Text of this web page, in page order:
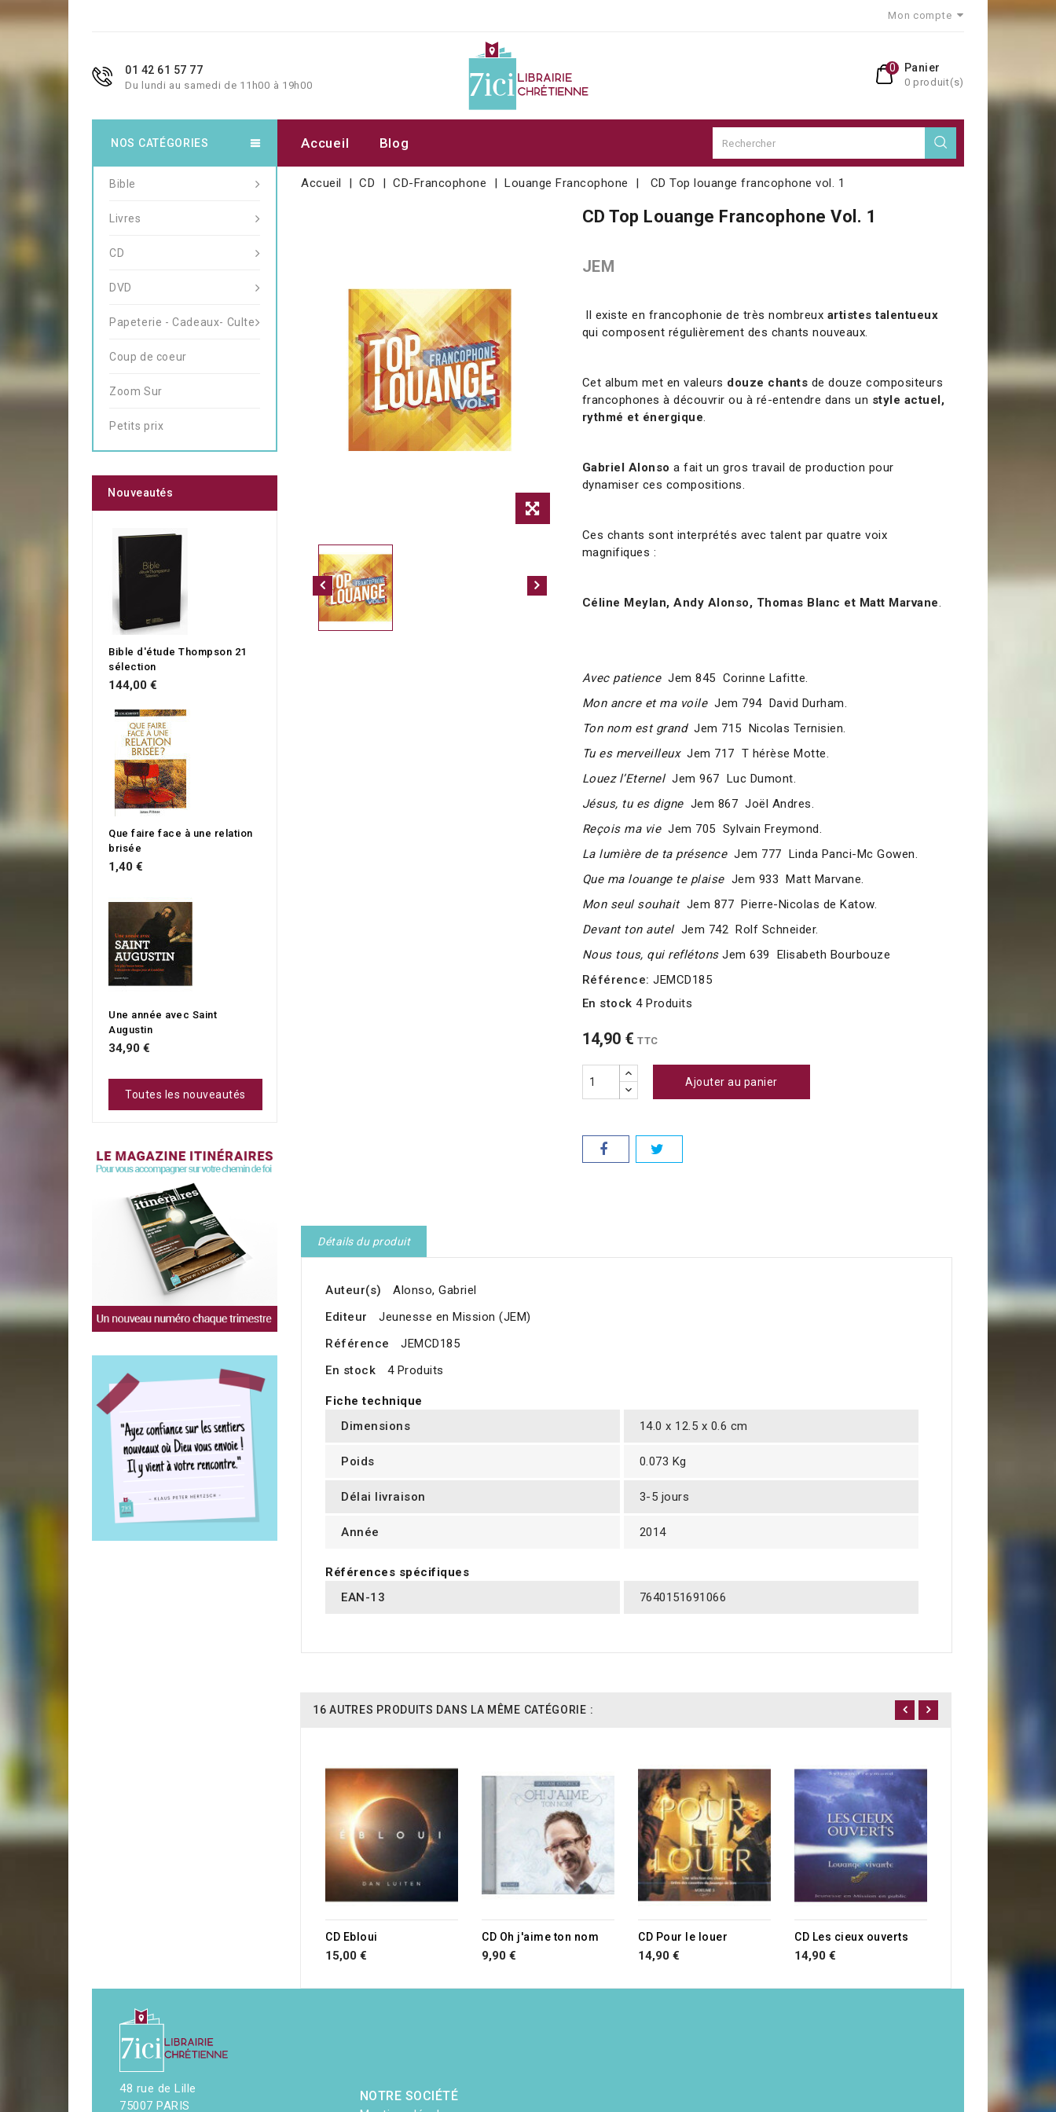
Mon compte
01 42 61 57 77
Du lundi au samedi de 11h00 à 19h00
Panier
0 produit(s)
0
Accueil Blog
Accueil CD CD-Francophone Louange Francophone CD Top louange francophone vol. 1
CD Top Louange Francophone Vol. 1
JEM
Il existe en francophonie de très nombreux artistes talentueux
qui composent régulièrement des chants nouveaux.
Cet album met en valeurs douze chants de douze compositeurs
francophones à découvrir ou à ré-entendre dans un style actuel,
rythmé et énergique.
Gabriel Alonso a fait un gros travail de production pour
dynamiser ces compositions.
Ces chants sont interprétés avec talent par quatre voix
magnifiques :
Céline Meylan, Andy Alonso, Thomas Blanc et Matt Marvane.
Avec patience Jem 845 Corinne Lafitte.
Mon ancre et ma voile Jem 794 David Durham.
Ton nom est grandJem 715 Nicolas Ternisien.
Tu es merveilleuxJem 717 T hérèse Motte.
Louez l’EternelJem 967 Luc Dumont.
Jésus, tu es digne Jem 867 Joël Andres.
Reçois ma vieJem 705 Sylvain Freymond.
La lumière de ta présenceJem 777 Linda Panci-Mc Gowen.
Que ma louange te plaise Jem 933 Matt Marvane.
Mon seul souhaitJem 877 Pierre-Nicolas de Katow.
Devant ton autelJem 742 Rolf Schneider.
Nous tous, qui reflétonsJem 639 Elisabeth Bourbouze
Référence: JEMCD185
En stock 4 Produits
14,90 € TTC
Ajouter au panier
Détails du produit
Auteur(s)
Alonso, Gabriel
Editeur
Jeunesse en Mission (JEM)
Référence
JEMCD185
En stock
4 Produits
Fiche technique
Dimensions
14.0 x 12.5 x 0.6 cm
Poids 0.073 Kg
Délai livraison 3-5 jours
Année 2014
Références spécifiques
EAN-13
7640151691066
16 AUTRES PRODUITS DANS LA MÊME CATÉGORIE :
CD Ebloui
15,00 €
CD Oh j'aime ton nom
9,90 €
CD Pour le louer
14,90 €
CD Les cieux ouverts
14,90 €
14,90 €
NOS CATÉGORIES
Bible
Livres
CD
DVD
Papeterie - Cadeaux- Culte
Coup de coeur
Zoom Sur
Petits prix
Nouveautés
Bible d'étude Thompson 21
sélection
144,00 €
Que faire face à une relation
brisée
1,40 €
Une année avec Saint
Augustin
34,90 €
Toutes les nouveautés
48 rue de Lille
75007 PARIS
NOTRE SOCIÉTÉ